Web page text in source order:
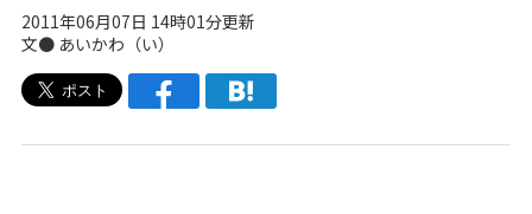
2011年06月07日 14時01分更新
文● あいかわ（い）